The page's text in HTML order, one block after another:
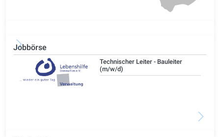
Jobbörse
Technischer Leiter - Bauleiter
(m/w/d)